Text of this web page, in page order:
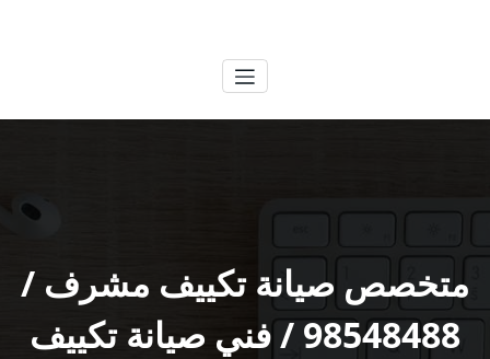
متخصص صيانة تكييف مشرف /
98548488 / فني صيانة تكييف